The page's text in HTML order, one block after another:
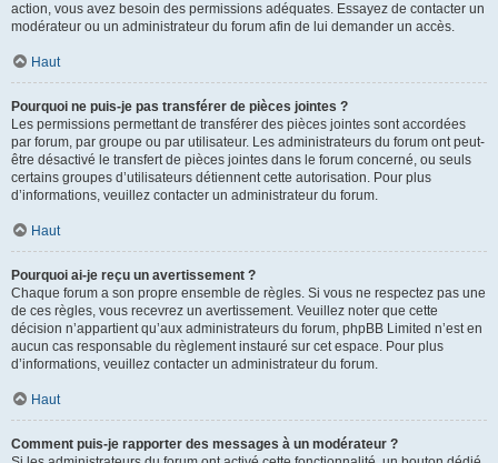
action, vous avez besoin des permissions adéquates. Essayez de contacter un
modérateur ou un administrateur du forum afin de lui demander un accès.
Haut
Pourquoi ne puis-je pas transférer de pièces jointes ?
Les permissions permettant de transférer des pièces jointes sont accordées
par forum, par groupe ou par utilisateur. Les administrateurs du forum ont peut-
être désactivé le transfert de pièces jointes dans le forum concerné, ou seuls
certains groupes d’utilisateurs détiennent cette autorisation. Pour plus
d’informations, veuillez contacter un administrateur du forum.
Haut
Pourquoi ai-je reçu un avertissement ?
Chaque forum a son propre ensemble de règles. Si vous ne respectez pas une
de ces règles, vous recevrez un avertissement. Veuillez noter que cette
décision n’appartient qu’aux administrateurs du forum, phpBB Limited n’est en
aucun cas responsable du règlement instauré sur cet espace. Pour plus
d’informations, veuillez contacter un administrateur du forum.
Haut
Comment puis-je rapporter des messages à un modérateur ?